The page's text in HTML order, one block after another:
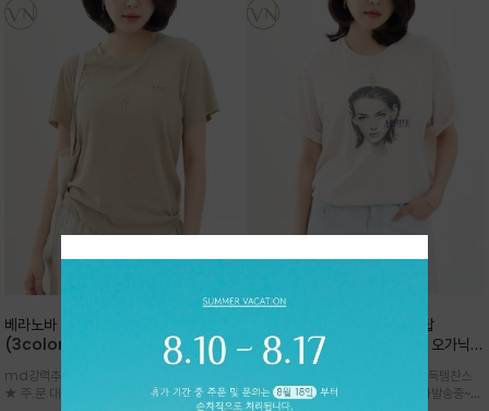
베라노바 심플 VN13 코튼탑
(3color)*썸머 바이오 강연/ 스판 너
무 좋고 옷감 시원한 프리미엄 소재 / 군
더더기 없이 깔끔한 무드가 매력적인
VN13 코튼 티셔츠
md강력추천 2026 신상품 ★한정 대박 세일
★ 주.문.대.폭.주 - 전컬러 인기~순차발송중
베라노바 어반 우먼 강연 코튼탑
(2color) *한여름 내내 입는 오가닉
강연 코튼 / Partial Printing/라인
워크 (Line Work) & 스케치/감각적
인 아트워크 프린트가 시선을 끄는 루즈
md강력추천 2026 신상품 ★대박 득템찬스
~~ 주.문.대.폭.주 - 전컬러 인기~순차발송중~★